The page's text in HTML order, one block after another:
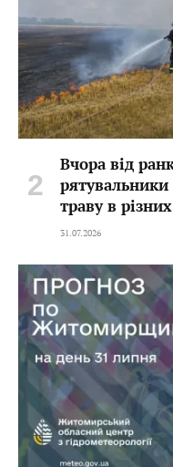
Вчора від
траву в
31.07.2026